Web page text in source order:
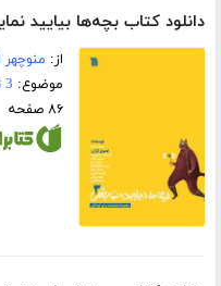
دانلود کتاب بچه‌ها بیایید
از: منوچهر
موضوع: 3 تا 5 سال
۸۶ صفحه